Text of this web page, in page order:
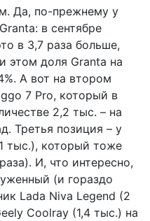
Да, по-прежнему у
в сентябре
в 3,7 раза больше,
этом доля Granta на
А вот на втором
7 Pro, который в
2,2 тыс. – на
Третья позиция – у
тыс.), который тоже
И, что интересно,
(и гораздо
Lada Niva Legend (2
Coolray (1,4 тыс.) на